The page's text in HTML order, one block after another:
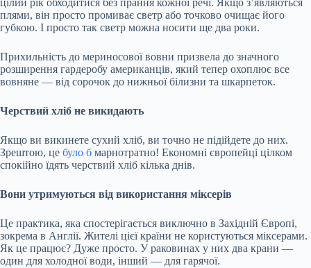
цілий рік обходитися без прання кожної речі. Якщо з’являються
плями, він просто промиває светр або точково очищає його
губкою. І просто так светр можна носити ще два роки.
Прихильність до мериносової вовни призвела до значного
розширення гардеробу американців, який тепер охоплює все
вовняне — від сорочок до нижньої білизни та шкарпеток.
Черствий хліб не викидають
Якщо ви викинете сухий хліб, ви точно не підійдете до них.
Зрештою, це було б марнотратно! Економні європейці цілком
спокійно їдять черствий хліб кілька днів.
Вони утримуються від використання міксерів
Це практика, яка спостерігається виключно в Західній Європі,
зокрема в Англії. Жителі цієї країни не користуються міксерами.
Як це працює? Дуже просто. У раковинах у них два крани —
один для холодної води, інший — для гарячої.